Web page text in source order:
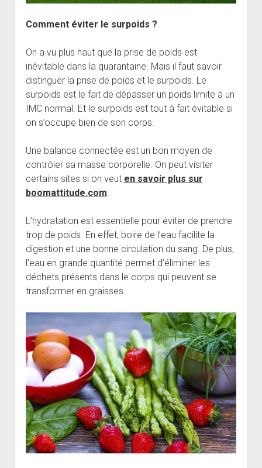
Comment éviter le surpoids ?
On a vu plus haut que la prise de poids est
inévitable dans la quarantaine. Mais il faut savoir
distinguer la prise de poids et le surpoids. Le
surpoids est le fait de dépasser un poids limite à un
IMC normal. Et le surpoids est tout à fait évitable si
on s’occupe bien de son corps.
Une balance connectée est un bon moyen de
contrôler sa masse corporelle. On peut visiter
certains sites si on veut en savoir plus sur
boomattitude.com.
L’hydratation est essentielle pour éviter de prendre
trop de poids. En effet, boire de l’eau facilite la
digestion et une bonne circulation du sang. De plus,
l’eau en grande quantité permet d’éliminer les
déchets présents dans le corps qui peuvent se
transformer en graisses.